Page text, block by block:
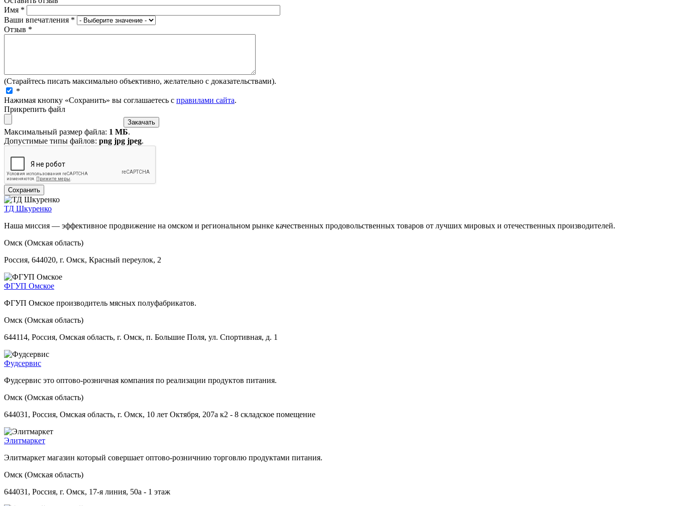
Имя *
Ваши впечатления *
Отзыв *
(Старайтесь писать максимально объективно, желательно с доказательствами).
*
Нажимая кнопку «Сохранить» вы соглашаетесь с правилами сайта.
Прикрепить файл
Максимальный размер файла: 1 МБ.
Допустимые типы файлов: png jpg jpeg.
ТД Шкуренко
Наша миссия — эффективное продвижение на омском и региональном рынке качественных продовольственных товаров от лучших мировых и отечественных производителей.
Омск (Омская область)
Россия, 644020, г. Омск, Красный переулок, 2
ФГУП Омское
ФГУП Омское производитель мясных полуфабрикатов.
Омск (Омская область)
644114, Россия, Омская область, г. Омск, п. Большие Поля, ул. Спортивная, д. 1
Фудсервис
Фудсервис это оптово-розничная компания по реализации продуктов питания.
Омск (Омская область)
644031, Россия, Омская область, г. Омск, 10 лет Октября, 207а к2 - 8 складское помещение
Элитмаркет
Элитмаркет магазин который совершает оптово-розничнию торговлю продуктами питания.
Омск (Омская область)
644031, Россия, г. Омск, 17-я линия, 50а - 1 этаж